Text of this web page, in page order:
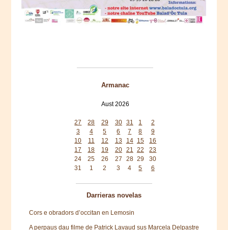
Armanac
Aust 2026
27
28 29 30 31 1
2
3
4 5 6 7 8
9
10
11 12 13 14 15
16
17
18 19 20 21 22
23
24
25 26 27 28 29
30
31
1 2 3 4 5 6
Darrieras novelas
Cors e obradors d’occitan en Lemosin
A perpaus dau filme de Patrick Lavaud sus Marcela Delpastre